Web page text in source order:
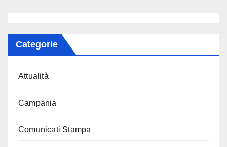
Categorie
Attualità
Campania
Comunicati Stampa